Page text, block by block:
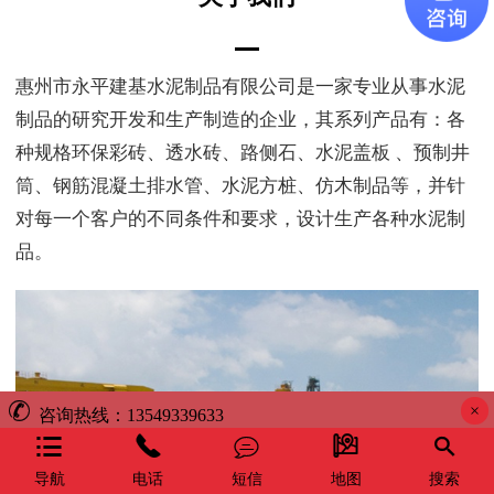
×
 咨询热线：13549339633

导航

电话

短信

地图

搜索
惠州市永平建基水泥制品有限公司是一家专业从事水泥
制品的研究开发和生产制造的企业，其系列产品有：各
种规格环保彩砖、透水砖、路侧石、水泥盖板 、预制井
筒、钢筋混凝土排水管、水泥方桩、仿木制品等，并针
对每一个客户的不同条件和要求，设计生产各种水泥制
品。
公司随着市场的发展和客户的需求，在原有产品的基础
上不断改进工艺，追求新型、环保、节能，以优良的质
量、合理的价格、完善的服务，受到客户和施工单位的
广泛赞扬。